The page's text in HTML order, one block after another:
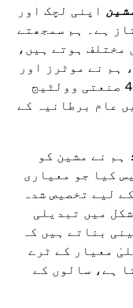
اپنی لچک اور
ہے۔ ہم سمجھتے
مختلف ہوتے ہیں،
ہم نے موٹرز اور
کنٹرول پینل کو مقامی 415V/50Hz صنعتی وولٹیج
عام برطانیہ کے
ہم نے مشین کو
کیا جو معیاری
لیے تخصیص شدہ
میں تبدیلی
بناتے ہیں کہ
معیار کے ٹرے
ہے، سالوں کے